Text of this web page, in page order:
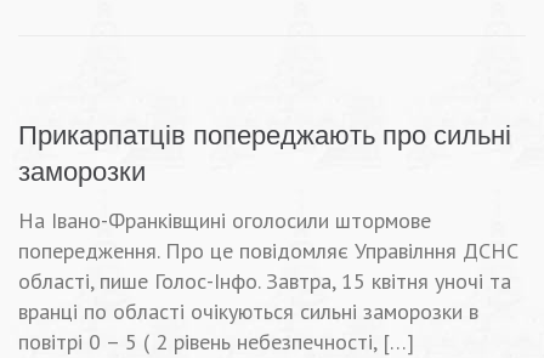
Прикарпатців попереджають про сильні
заморозки
На Івано-Франківщині оголосили штормове
попередження. Про це повідомляє Управілння ДСНС
області, пише Голос-Інфо. Завтра, 15 квітня уночі та
вранці по області очікуються сильні заморозки в
повітрі 0 – 5 ( 2 рівень небезпечності, […]